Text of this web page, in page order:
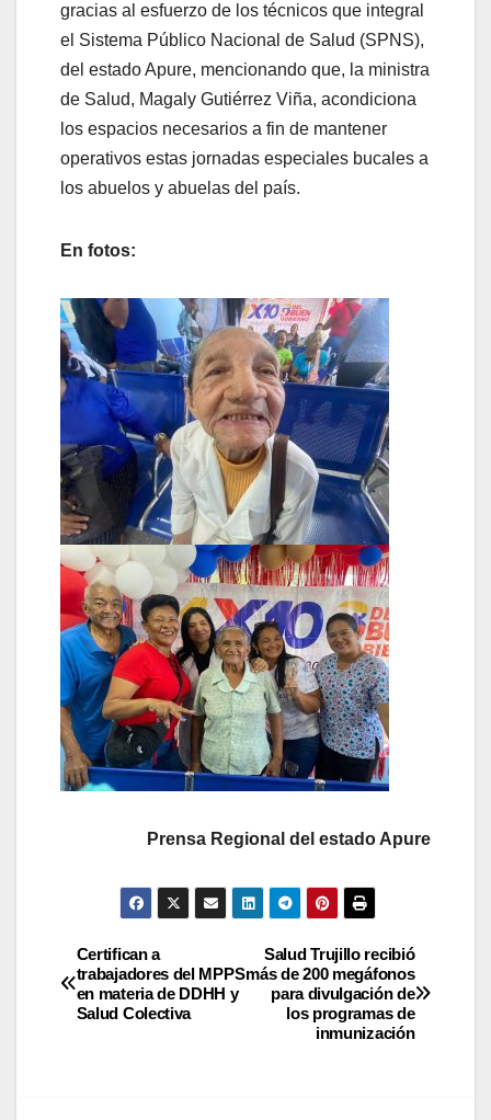
gracias al esfuerzo de los técnicos que integral
el Sistema Público Nacional de Salud (SPNS),
del estado Apure, mencionando que, la ministra
de Salud, Magaly Gutiérrez Viña, acondiciona
los espacios necesarios a fin de mantener
operativos estas jornadas especiales bucales a
los abuelos y abuelas del país.
En fotos:
Prensa Regional del estado Apure
Salud Trujillo recibió
más de 200 megáfonos
para divulgación de
los programas de
inmunización
Certifican a
trabajadores del MPPS
en materia de DDHH y
Salud Colectiva